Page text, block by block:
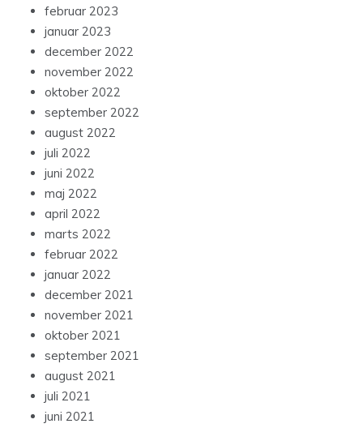
februar 2023
januar 2023
december 2022
november 2022
oktober 2022
september 2022
august 2022
juli 2022
juni 2022
maj 2022
april 2022
marts 2022
februar 2022
januar 2022
december 2021
november 2021
oktober 2021
september 2021
august 2021
juli 2021
juni 2021